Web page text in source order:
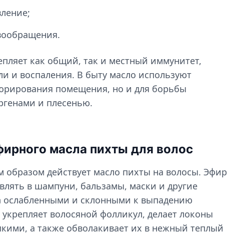
как общий, так и местный иммунитет,
и воспаления. В быту масло используют
помещения, но и для борьбы
и плесенью.
масла пихты для волос
действует масло пихты на волосы. Эфир
в шампуни, бальзамы, маски и другие
ослабленными и склонными к выпадению
волосяной фолликул, делает локоны
а также обволакивает их в нежный теплый